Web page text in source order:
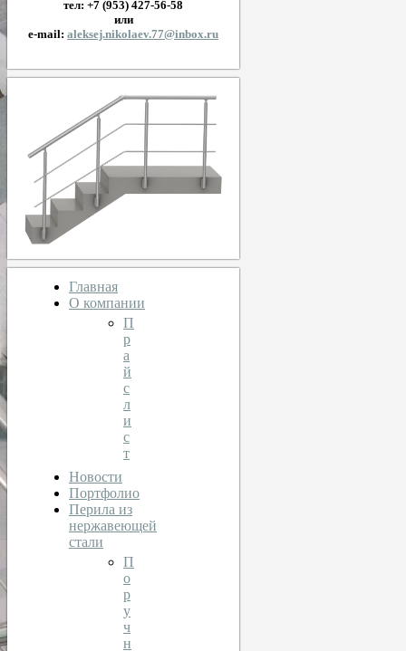
тел: +7 (953) 427-56-58
или
e-mail: aleksej.nikolaev.77@inbox.ru
Главная
О компании
П
р
а
й
с
л
и
с
т
Новости
Портфолио
Перила из
нержавеющей
стали
П
о
р
у
ч
н